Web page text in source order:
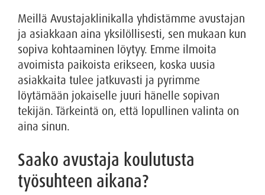
Meillä Avustajaklinikalla yhdistämme avustajan
ja asiakkaan aina yksilöllisesti, sen mukaan kun
sopiva kohtaaminen löytyy. Emme ilmoita
avoimista paikoista erikseen, koska uusia
asiakkaita tulee jatkuvasti ja pyrimme
löytämään jokaiselle juuri hänelle sopivan
tekijän. Tärkeintä on, että lopullinen valinta on
aina sinun.
Saako avustaja koulutusta
työsuhteen aikana?